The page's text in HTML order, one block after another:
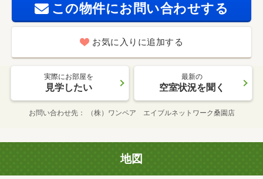
この物件にお問い合わせする
お気に入りに追加する
実際にお部屋を
見学したい
最新の
空室状況を聞く
お問い合わせ先 （株）ワンペア エイブルネットワーク桑園店
地図